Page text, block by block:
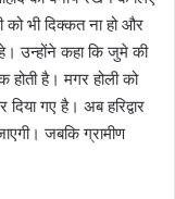
भी दिक्कत ना हो और
उन्होंने कहा कि जुमे की
है। मगर होली को
गए है। अब हरिद्वार
जबकि ग्रामीण